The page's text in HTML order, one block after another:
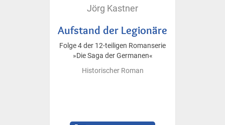
Jörg Kastner
Aufstand der Legionäre
Folge 4 der 12-teiligen Romanserie
»Die Saga der Germanen«
Historischer Roman